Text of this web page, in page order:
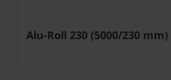
Alu-Roll 230 (5000/230 mm)